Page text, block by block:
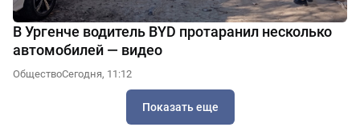
В Ургенче водитель BYD протаранил несколько
автомобилей — видео
ОбществоСегодня, 11:12
Показать еще